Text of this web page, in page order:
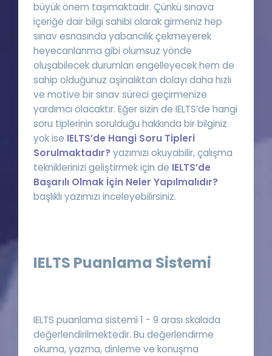
büyük önem taşımaktadır. Çünkü sınava
içeriğe dair bilgi sahibi olarak girmeniz hep
sınav esnasında yabancılık çekmeyerek
heyecanlanma gibi olumsuz yönde
oluşabilecek durumları engelleyecek hem de
sahip olduğunuz aşinalıktan dolayı daha hızlı
ve motive bir sınav süreci geçirmenize
yardımcı olacaktır. Eğer sizin de IELTS’de hangi
soru tiplerinin sorulduğu hakkında bir bilginiz
yok ise IELTS’de Hangi Soru Tipleri
Sorulmaktadır? yazımızı okuyabilir, çalışma
tekniklerinizi geliştirmek için de IELTS’de
Başarılı Olmak İçin Neler Yapılmalıdır?
başlıklı yazımızı inceleyebilirsiniz.
IELTS Puanlama Sistemi
IELTS puanlama sistemi 1 - 9 arası skalada
değerlendirilmektedir. Bu değerlendirme
okuma, yazma, dinleme ve konuşma